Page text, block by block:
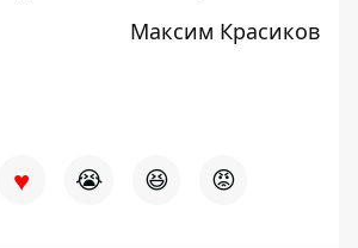
Максим Красиков
♥ 😭 😆 😡